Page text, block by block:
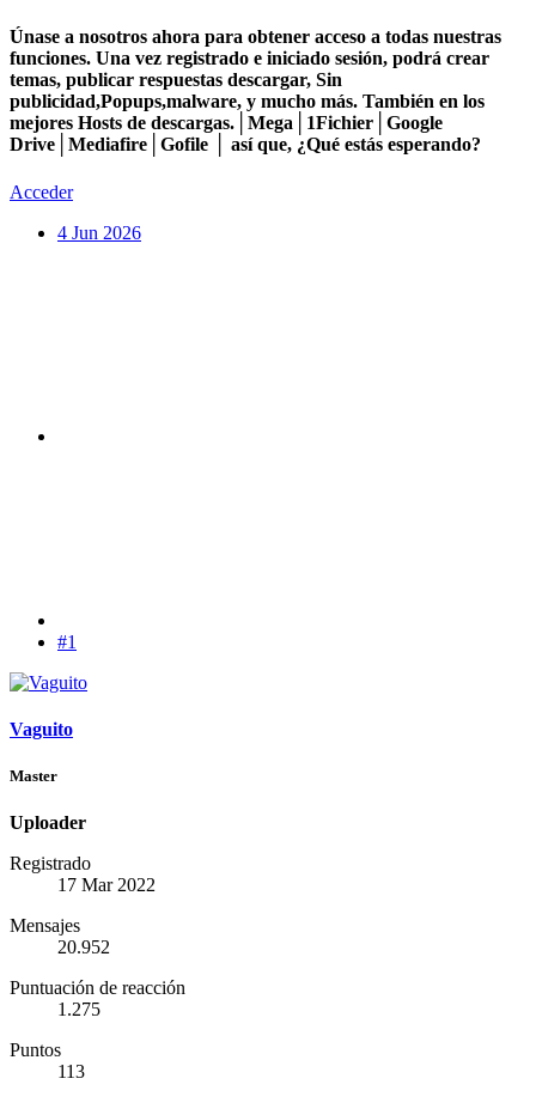
Únase a nosotros ahora para obtener acceso a todas nuestras
funciones. Una vez registrado e iniciado sesión, podrá crear
temas, publicar respuestas descargar, Sin
publicidad,Popups,malware, y mucho más. También en los
mejores Hosts de descargas.│Mega│1Fichier│Google
Drive│Mediafire│Gofile │ así que, ¿Qué estás esperando?
Acceder
4 Jun 2026
#1
Vaguito
Master
Uploader
Registrado
17 Mar 2022
Mensajes
20.952
Puntuación de reacción
1.275
Puntos
113